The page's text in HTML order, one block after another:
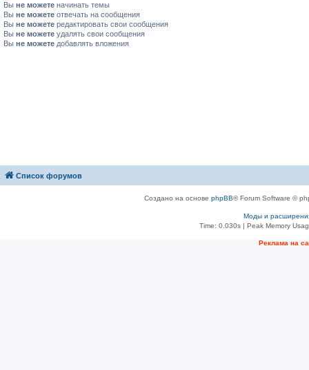
Вы не можете начинать темы
Вы не можете отвечать на сообщения
Вы не можете редактировать свои сообщения
Вы не можете удалять свои сообщения
Вы не можете добавлять вложения
Список форумов
Создано на основе phpBB® Forum Software ©
Моды и
Time: 0.030s| Peak Memory
Рeклама на